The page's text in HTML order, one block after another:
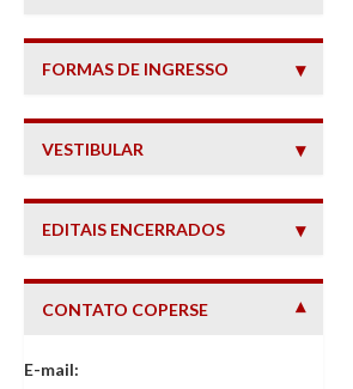
FORMAS DE INGRESSO
VESTIBULAR
EDITAIS ENCERRADOS
CONTATO COPERSE
— INFORMAÇÕES DE CONTATO
E-mail: